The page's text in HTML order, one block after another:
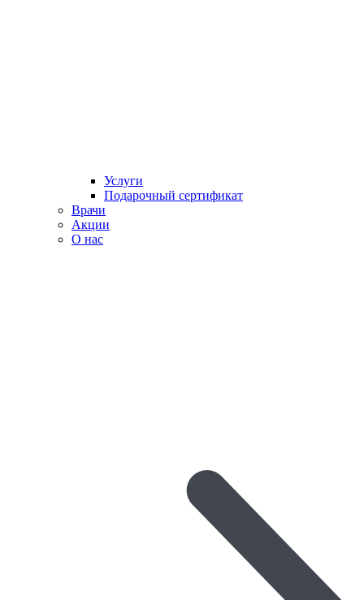
Услуги
Подарочный сертификат
Врачи
Акции
О нас